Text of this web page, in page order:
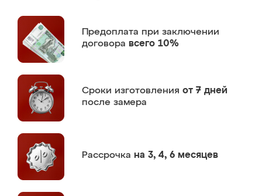
Предоплата при заключении
договора всего 10%
Сроки изготовления от 7 дней
после замера
Рассрочка на 3, 4, 6 месяцев